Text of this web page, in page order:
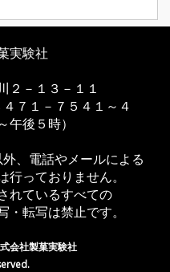
実験社
２－１３－１１
７１－７５４１～４
午後５時）
、電話やメールによる
っておりません。
れているすべての
転写は禁止です。
会社製菓実験社